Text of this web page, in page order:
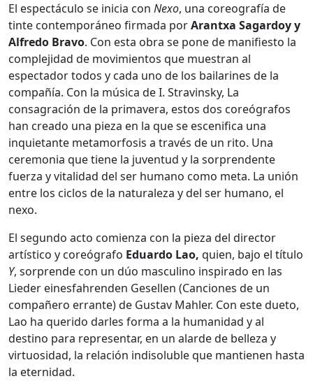
El espectáculo se inicia con Nexo, una coreografía de
tinte contemporáneo firmada porArantxa Sagardoy y
Alfredo Bravo. Con esta obra se pone de manifiesto la
complejidad de movimientos que muestran al
espectador todos y cada uno de los bailarines de la
compañía. Con la música de I. Stravinsky, La
consagración de la primavera, estos dos coreógrafos
han creado una pieza en la que se escenifica una
inquietante metamorfosis a través de un rito. Una
ceremonia que tiene la juventud y la sorprendente
fuerza y vitalidad del ser humano como meta. La unión
entre los ciclos de la naturaleza y del ser humano, el
nexo.
El segundo acto comienza con la pieza del director
artístico y coreógrafo Eduardo Lao, quien, bajo el título
Y, sorprende con un dúo masculino inspirado en las
Lieder einesfahrenden Gesellen (Canciones de un
compañero errante) de Gustav Mahler. Con este dueto,
Lao ha querido darles forma a la humanidad y al
destino para representar, en un alarde de belleza y
virtuosidad, la relación indisoluble que mantienen hasta
la eternidad.